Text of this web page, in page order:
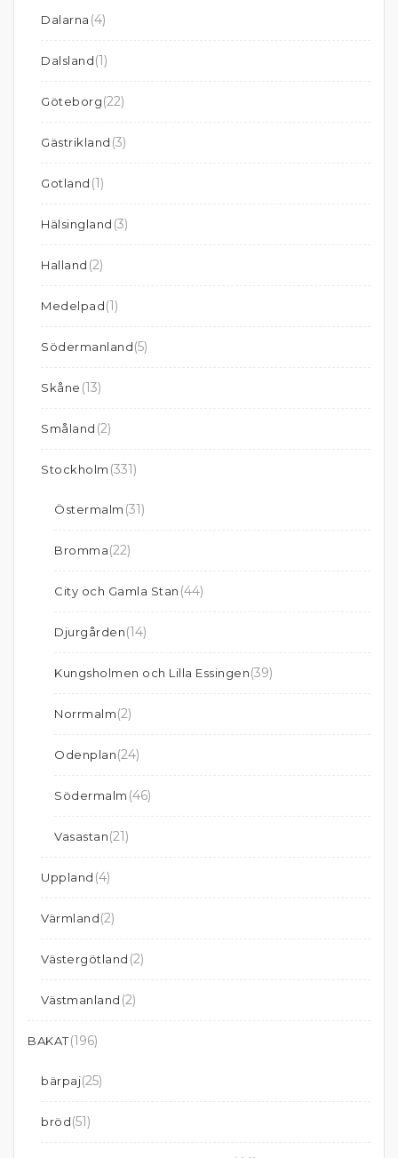
Dalarna (4)
Dalsland(1)
Göteborg(22)
Gästrikland (3)
Gotland (1)
Hälsingland (3)
Halland (2)
Medelpad(1)
Södermanland(5)
Skåne (13)
Småland (2)
Stockholm (331)
Östermalm (31)
Bromma(22)
City och Gamla Stan (44)
Djurgården(14)
Kungsholmen och Lilla Essingen(39)
Norrmalm(2)
Odenplan(24)
Södermalm (46)
Vasastan(21)
Uppland (4)
Värmland(2)
Västergötland (2)
Västmanland (2)
BAKAT(196)
bärpaj(25)
bröd(51)